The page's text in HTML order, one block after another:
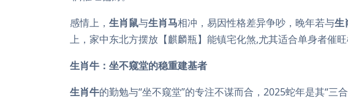
感情上， 生肖鼠与生肖马相冲，易因性格差异争吵，晚年若与生
上，家中东北方摆放【麒麟瓶】能镇宅化煞,尤其适合单身者催旺
生肖牛：坐不窥堂的稳重建基者
生肖牛的勤勉与“坐不窥堂”的专注不谋而合，2025蛇年是其“三